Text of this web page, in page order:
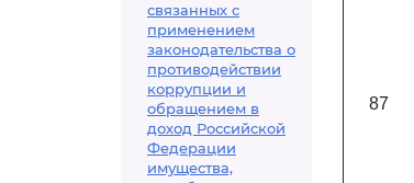
связанных с
применением
законодательства о
противодействии
коррупции и
обращением в
доход Российской
Федерации
имущества,
87